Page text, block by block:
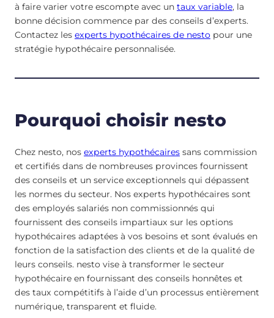
à faire varier votre escompte avec un taux variable, la
bonne décision commence par des conseils d’experts.
Contactez les experts hypothécaires de nesto pour une
stratégie hypothécaire personnalisée.
Pourquoi choisir nesto
Chez nesto, nos experts hypothécaires sans commission
et certifiés dans de nombreuses provinces fournissent
des conseils et un service exceptionnels qui dépassent
les normes du secteur. Nos experts hypothécaires sont
des employés salariés non commissionnés qui
fournissent des conseils impartiaux sur les options
hypothécaires adaptées à vos besoins et sont évalués en
fonction de la satisfaction des clients et de la qualité de
leurs conseils. nesto vise à transformer le secteur
hypothécaire en fournissant des conseils honnêtes et
des taux compétitifs à l’aide d’un processus entièrement
numérique, transparent et fluide.